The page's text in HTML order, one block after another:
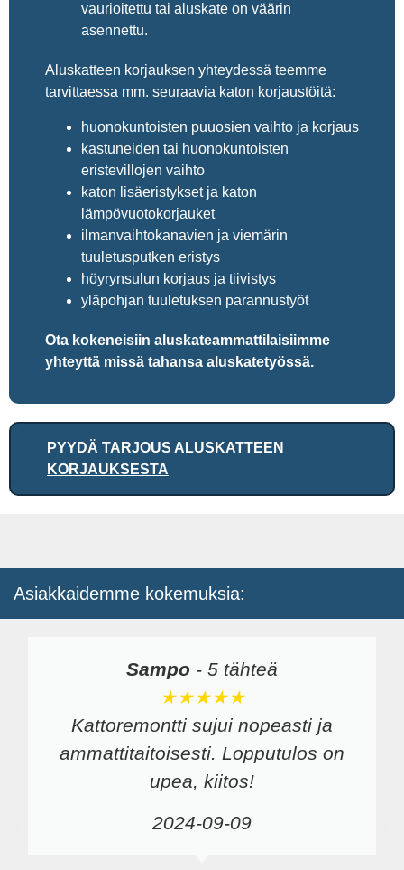
vaurioitettu tai aluskate on väärin
asennettu.
Aluskatteen korjauksen yhteydessä teemme
tarvittaessa mm. seuraavia katon korjaustöitä:
huonokuntoisten puuosien vaihto ja korjaus
kastuneiden tai huonokuntoisten
eristevillojen vaihto
katon lisäeristykset ja katon
lämpövuotokorjauket
ilmanvaihtokanavien ja viemärin
tuuletusputken eristys
höyrynsulun korjaus ja tiivistys
yläpohjan tuuletuksen parannustyöt
Ota kokeneisiin aluskateammattilaisiimme
yhteyttä missä tahansa aluskatetyössä.
PYYDÄ TARJOUS ALUSKATTEEN
KORJAUKSESTA
Asiakkaidemme kokemuksia:
Sampo - 5 tähteä
★★★★★
Kattoremontti sujui nopeasti ja
ammattitaitoisesti. Lopputulos on
upea, kiitos!
2024-09-09